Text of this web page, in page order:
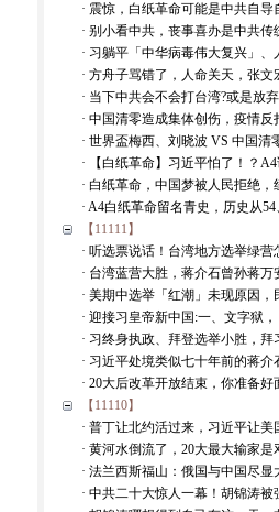
· 震惊，白纸革命可能是中共自导
· 别小看中共，丧事喜办是中共传
· 习躺平「中华病毒伟大复兴」、
· 方舟子骂错了，人命关天，张文
· 当下中共会不会打台湾?或是放弃
· 中国清零造成集体创伤，疫情反
· 世界盃梅西、刘晓波 VS 中国清
· 【白纸革命】习近平怕了！？
· 白纸革命，中国梦被人民拒绝，
· A4白纸革命留名青史，历史从54
【11111】
· 听选票说话！台湾地方选举绿营
· 台湾蓝营大胜，蒋介石曾孙蒋万
· 美期中选举「红潮」未现原因，
· 迎接习皇帝新中国:一、文字狱，
· 习终身执政、拜登选举小胜，拜
· 习近平处境类似七十年前的蒋介
· 20大后改革开放结束，你准备好
【11110】
· 普丁让北约活过来，习近平让美
· 黄河水倒流了，20大最大输家是
· 法兰西斯福山：俄国与中国尽显
· 中共二十大惊人一幕！胡锦涛被